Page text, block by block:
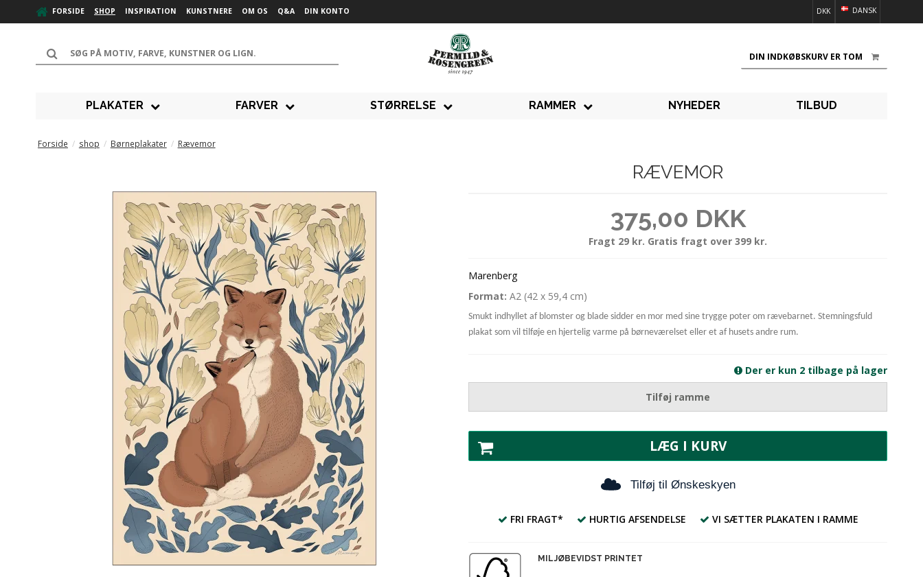
FORSIDE SHOP INSPIRATION KUNSTNERE OM OS Q&A DIN KONTO DANSK
DKK
DIN INDKØBSKURV ER TOM
PLAKATER FARVER STØRRELSE RAMMER NYHEDER TILBUD
Forside / shop / Børneplakater / Rævemor
RÆVEMOR
375,00 DKK
Fragt 29 kr. Gratis fragt over 399 kr.
Marenberg
Format: A2 (42 x 59,4 cm)
Smukt indhyllet af blomster og blade sidder en mor med sine trygge poter om rævebarnet. Stemningsfuld
plakat som vil tilføje en hjertelig varme på børneværelset eller et af husets andre rum.
Der er kun 2 tilbage på lager
Tilføj ramme
LÆG I KURV
Tilføj til Ønskeskyen
FRI FRAGT* HURTIG AFSENDELSE VI SÆTTER PLAKATEN I RAMME
MILJØBEVIDST PRINTET